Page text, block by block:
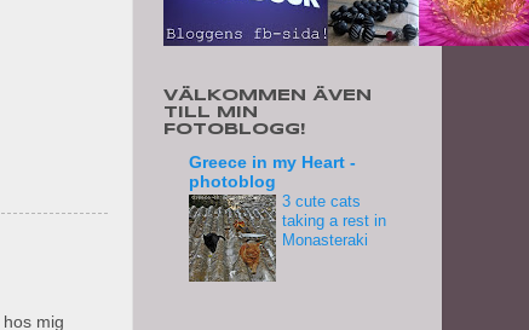
mig
VÄLKOMMEN ÄVEN
TILL MIN
FOTOBLOGG!
Greece in my Heart -
photoblog
3 cute cats
taking a rest in
Monasteraki